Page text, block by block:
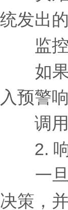
统发出
监控
如果
入预警
调用
2. 响
一旦
决策，